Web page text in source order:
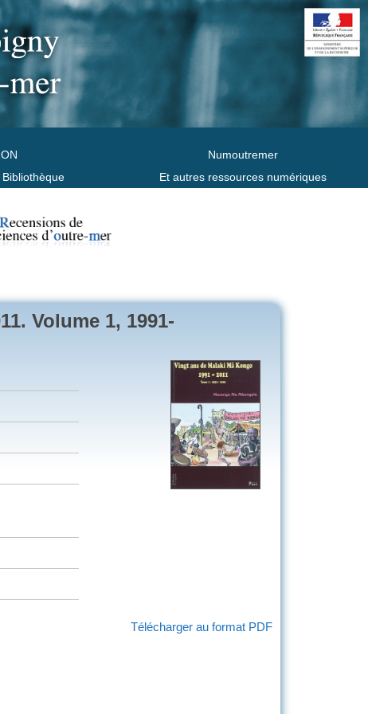
Numoutremer
Et autres ressources numériques
Volume 1, 1991-
Télécharger au format PDF